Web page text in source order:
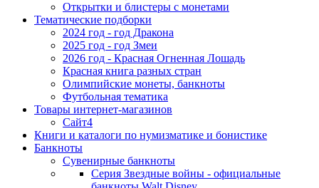
Открытки и блистеры с монетами
Тематические подборки
2024 год - год Дракона
2025 год - год Змеи
2026 год - Красная Огненная Лошадь
Красная книга разных стран
Олимпийские монеты, банкноты
Футбольная тематика
Товары интернет-магазинов
Сайт4
Книги и каталоги по нумизматике и бонистике
Банкноты
Сувенирные банкноты
Серия Звездные войны - официальные